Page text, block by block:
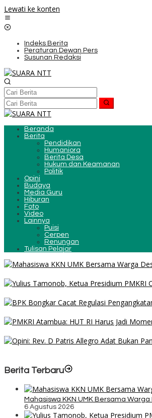
Lewati ke konten
Indeks Berita
Peraturan Dewan Pers
Susunan Redaksi
Beranda
Berita
Pendidikan
Humaniora
Berita Desa
Hukum dan Keamanan
Politik
Opini
Budaya
Media Guru
Hiburan
Foto
Video
Lainnya
Puisi
Cerpen
Renungan
Tulisan Pelajar
Berita Terbaru
Mahasiswa KKN UMK Bersama
6 Agustus 2026